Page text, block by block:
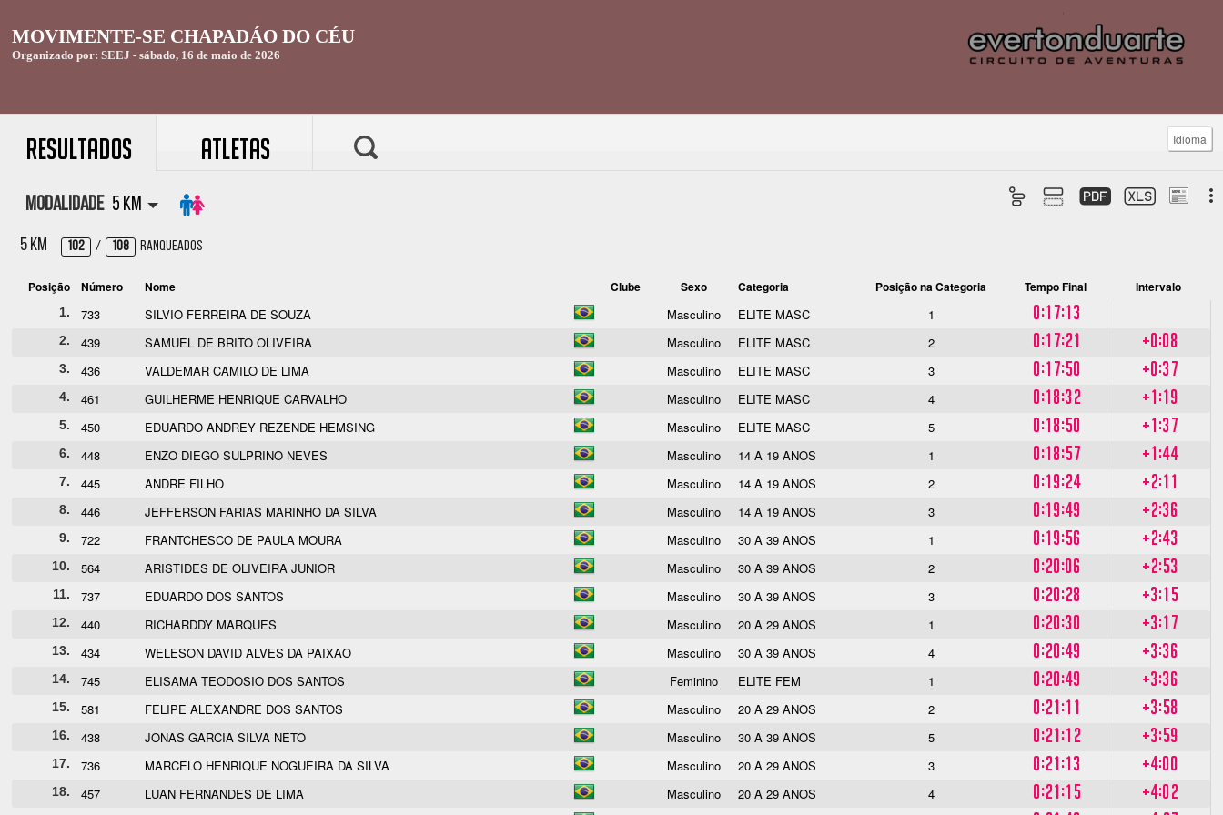
Resultados Atletas Idioma
Modalidade 5 KM
5 KM 102 / 108 Ranqueados
Posição Número Nome Clube Sexo Categoria Posição na Categoria Tempo Final Intervalo
1. 733 SILVIO FERREIRA DE SOUZA Masculino ELITE MASC 1 0:17:13
2. 439 SAMUEL DE BRITO OLIVEIRA Masculino ELITE MASC 2 0:17:21 +0:08
3. 436 VALDEMAR CAMILO DE LIMA Masculino ELITE MASC 3 0:17:50 +0:37
4. 461 GUILHERME HENRIQUE CARVALHO Masculino ELITE MASC 4 0:18:32 +1:19
5. 450 EDUARDO ANDREY REZENDE HEMSING Masculino ELITE MASC 5 0:18:50 +1:37
6. 448 ENZO DIEGO SULPRINO NEVES Masculino 14 A 19 ANOS 1 0:18:57 +1:44
7. 445 ANDRE FILHO Masculino 14 A 19 ANOS 2 0:19:24 +2:11
8. 446 JEFFERSON FARIAS MARINHO DA SILVA Masculino 14 A 19 ANOS 3 0:19:49 +2:36
9. 722 FRANTCHESCO DE PAULA MOURA Masculino 30 A 39 ANOS 1 0:19:56 +2:43
10. 564 ARISTIDES DE OLIVEIRA JUNIOR Masculino 30 A 39 ANOS 2 0:20:06 +2:53
11. 737 EDUARDO DOS SANTOS Masculino 30 A 39 ANOS 3 0:20:28 +3:15
12. 440 RICHARDDY MARQUES Masculino 20 A 29 ANOS 1 0:20:30 +3:17
13. 434 WELESON DAVID ALVES DA PAIXAO Masculino 30 A 39 ANOS 4 0:20:49 +3:36
14. 745 ELISAMA TEODOSIO DOS SANTOS Feminino ELITE FEM 1 0:20:49 +3:36
15. 581 FELIPE ALEXANDRE DOS SANTOS Masculino 20 A 29 ANOS 2 0:21:11 +3:58
16. 438 JONAS GARCIA SILVA NETO Masculino 30 A 39 ANOS 5 0:21:12 +3:59
17. 736 MARCELO HENRIQUE NOGUEIRA DA SILVA Masculino 20 A 29 ANOS 3 0:21:13 +4:00
18. 457 LUAN FERNANDES DE LIMA Masculino 20 A 29 ANOS 4 0:21:15 +4:02